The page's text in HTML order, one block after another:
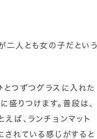
二人とも女の子だという
とつずつグラスに入れた
盛りつけます。普段は、
ば、ランチョンマット
されている感じがすると